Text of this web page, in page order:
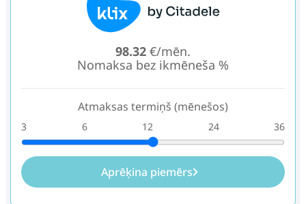
98.32 €/mēn.
Nomaksa bez ikmēneša %
Atmaksas termiņš (mēnešos)
3 6 12 24 36
Aprēķina piemērs